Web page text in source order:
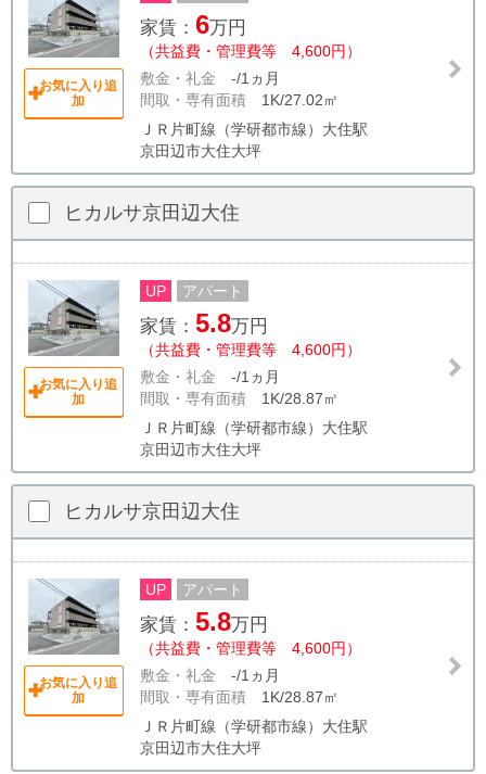
お気に入り追
加
家賃： 6万円
（共益費・管理費等 4,600円）
敷金・礼金 -/1ヵ月
間取・専有面積 1K/27.02㎡
ＪＲ片町線（学研都市線）大住駅
京田辺市大住大坪
ヒカルサ京田辺大住
お気に入り追
加
UP アパート
家賃： 5.8万円
（共益費・管理費等 4,600円）
敷金・礼金 -/1ヵ月
間取・専有面積 1K/28.87㎡
ＪＲ片町線（学研都市線）大住駅
京田辺市大住大坪
ヒカルサ京田辺大住
お気に入り追
加
UP アパート
家賃： 5.8万円
（共益費・管理費等 4,600円）
敷金・礼金 -/1ヵ月
間取・専有面積 1K/28.87㎡
ＪＲ片町線（学研都市線）大住駅
京田辺市大住大坪